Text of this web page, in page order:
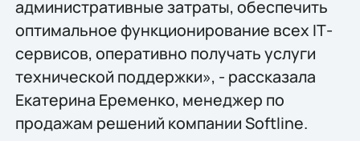
административные затраты, обеспечить
оптимальное функционирование всех IТ-
сервисов, оперативно получать услуги
технической поддержки», - рассказала
Екатерина Еременко, менеджер по
продажам решений компании Softline.